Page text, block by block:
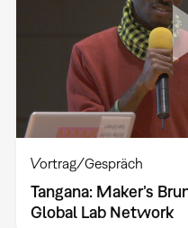
Vortrag/Gespräch
Tangana: Maker’s
Global Lab Network